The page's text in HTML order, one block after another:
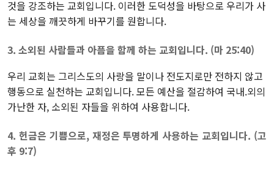
것을 강조하는 교회입니다. 이러한 도덕성을 바탕으로 우리가 사
는 세상을 깨끗하게 바꾸기를 원합니다.
3. 소외된 사람들과 아픔을 함께 하는 교회입니다. (마 25:40)
우리 교회는 그리스도의 사랑을 말이나 전도지로만 전하지 않고
행동으로 실천하는 교회입니다. 모든 예산을 절감하여 국내.외의
가난한 자, 소외된 자들을 위하여 사용합니다.
4. 헌금은 기쁨으로, 재정은 투명하게 사용하는 교회입니다. (고
후 9:7)